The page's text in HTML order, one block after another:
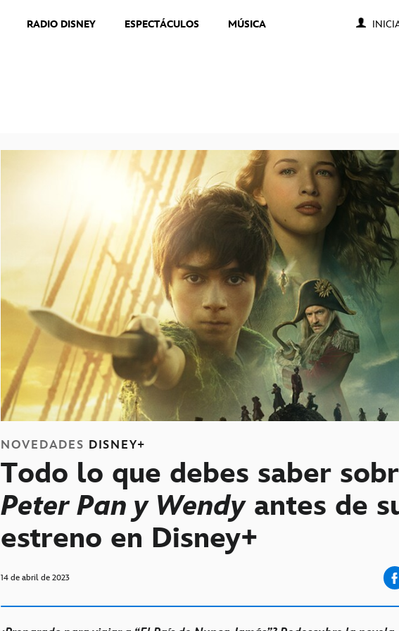
RADIO DISNEY ESPECTÁCULOS MÚSICA
NOVEDADES DISNEY+
Todo lo que debes saber
Peter Pan y Wendyantes de
estreno en Disney+
14 de abril de 2023